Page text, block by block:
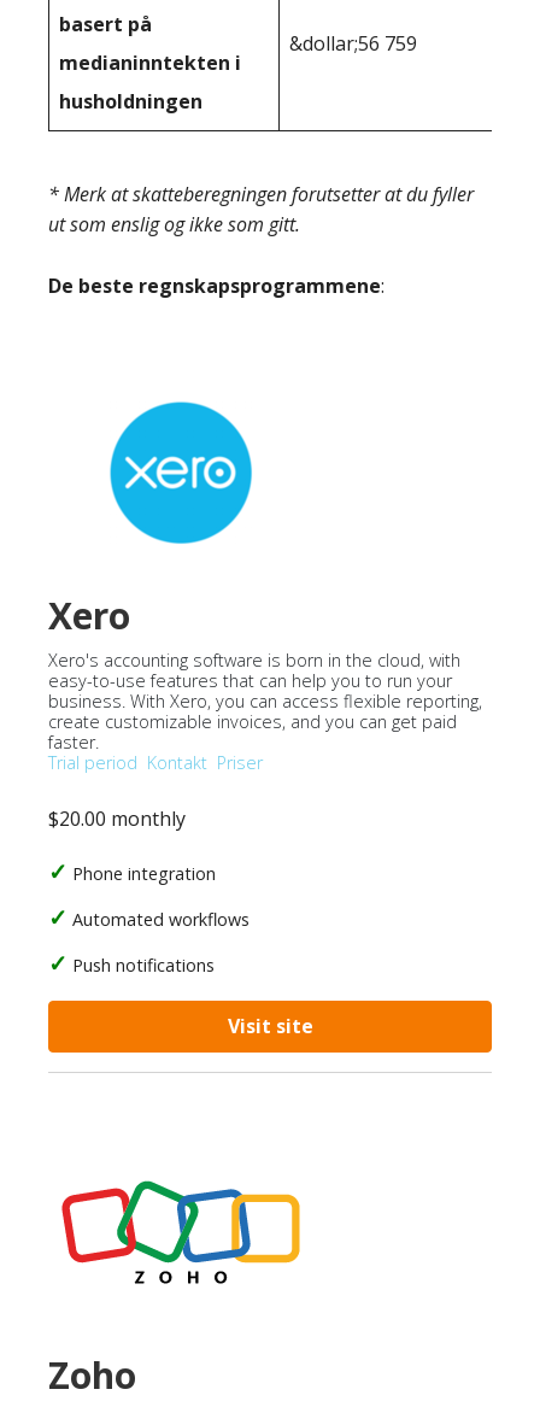
basert på
medianinntekten i
husholdningen
&dollar;56 759
* Merk at skatteberegningen forutsetter at du fyller
ut som enslig og ikke som gitt.
De beste regnskapsprogrammene:
Xero
Xero's accounting software is born in the cloud, with
easy-to-use features that can help you to run your
business. With Xero, you can access flexible reporting,
create customizable invoices, and you can get paid
faster.
Trial period Kontakt Priser
$20.00 monthly
Phone integration
Automated workflows
Push notifications
Visit site
Zoho